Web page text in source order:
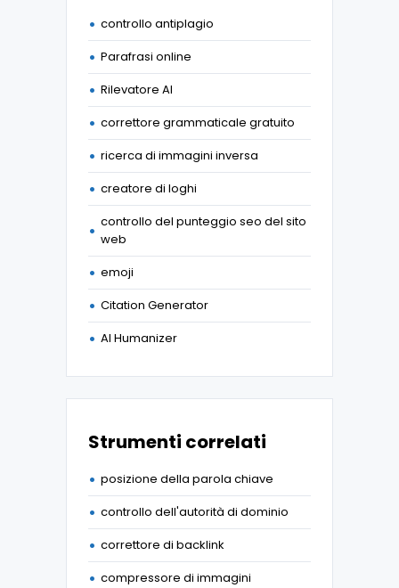
controllo antiplagio
Parafrasi online
Rilevatore AI
correttore grammaticale gratuito
ricerca di immagini inversa
creatore di loghi
controllo del punteggio seo del sito
web
emoji
Citation Generator
AI Humanizer
Strumenti correlati
posizione della parola chiave
controllo dell'autorità di dominio
correttore di backlink
compressore di immagini